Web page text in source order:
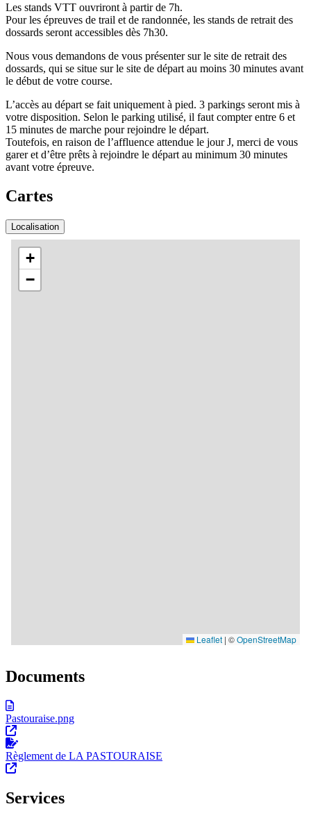
Les stands VTT ouvriront à partir de 7h.
Pour les épreuves de trail et de randonnée, les stands de retrait des
dossards seront accessibles dès 7h30.
Nous vous demandons de vous présenter sur le site de retrait des
dossards, qui se situe sur le site de départ au moins 30 minutes avant
le début de votre course.
L’accès au départ se fait uniquement à pied. 3 parkings seront mis à
votre disposition. Selon le parking utilisé, il faut compter entre 6 et
15 minutes de marche pour rejoindre le départ.
Toutefois, en raison de l’affluence attendue le jour J, merci de vous
garer et d’être prêts à rejoindre le départ au minimum 30 minutes
avant votre épreuve.
Cartes
Localisation
Documents
Pastouraise.png
Règlement de LA PASTOURAISE
Services